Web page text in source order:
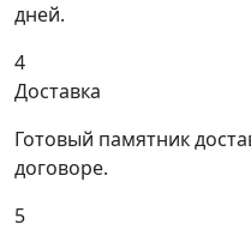
дней.
4
Доставка
Готовый памятник
договоре.
5